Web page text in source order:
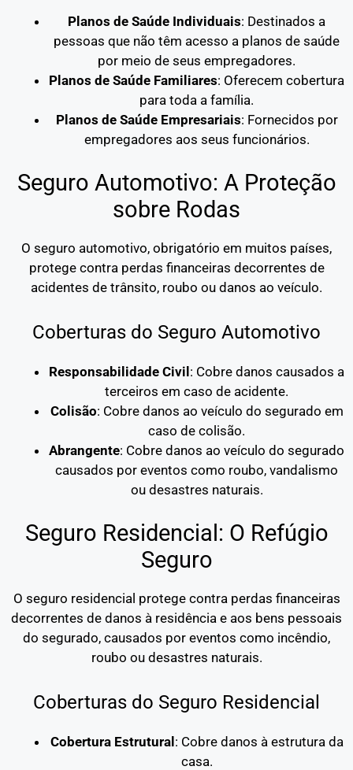
Planos de Saúde Individuais: Destinados a
pessoas que não têm acesso a planos de saúde
por meio de seus empregadores.
Planos de Saúde Familiares: Oferecem cobertura
para toda a família.
Planos de Saúde Empresariais: Fornecidos por
empregadores aos seus funcionários.
Seguro Automotivo: A Proteção
sobre Rodas
O seguro automotivo, obrigatório em muitos países,
protege contra perdas financeiras decorrentes de
acidentes de trânsito, roubo ou danos ao veículo.
Coberturas do Seguro Automotivo
Responsabilidade Civil: Cobre danos causados a
terceiros em caso de acidente.
Colisão: Cobre danos ao veículo do segurado em
caso de colisão.
Abrangente: Cobre danos ao veículo do segurado
causados por eventos como roubo, vandalismo
ou desastres naturais.
Seguro Residencial: O Refúgio
Seguro
O seguro residencial protege contra perdas financeiras
decorrentes de danos à residência e aos bens pessoais
do segurado, causados por eventos como incêndio,
roubo ou desastres naturais.
Coberturas do Seguro Residencial
Cobertura Estrutural: Cobre danos à estrutura da
casa.